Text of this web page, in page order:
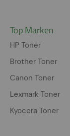
Top Marken
HP Toner
Brother Toner
Canon Toner
Lexmark Toner
Kyocera Toner